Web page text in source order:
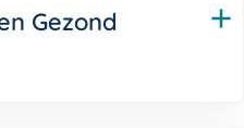
Gezond